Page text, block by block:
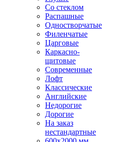
Со стеклом
Распашные
Одностворчатые
Филенчатые
Царговые
Каркасно-
щитовые
Современные
Лофт
Классические
Английские
Недорогие
Дорогие
На заказ
нестандартные